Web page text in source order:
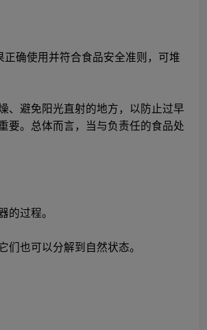
确使用并符合食品安全准则，可堆
、避免阳光直射的地方，以防止过早
要。总体而言，当与负责任的食品处
过程。
也可以分解到自然状态。